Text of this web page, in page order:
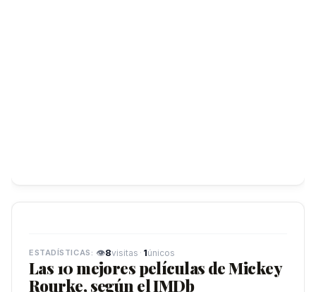
👁8visitas · 1únicos
Las 10 mejores películas de Mickey
Rourke, según el IMDb